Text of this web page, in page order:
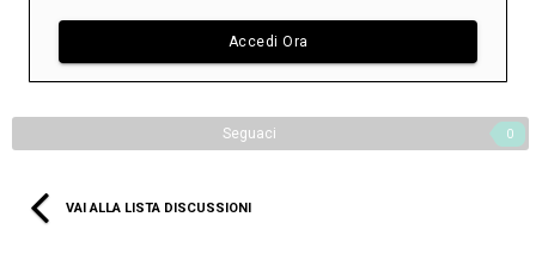
Accedi Ora
Seguaci 0
VAI ALLA LISTA DISCUSSIONI